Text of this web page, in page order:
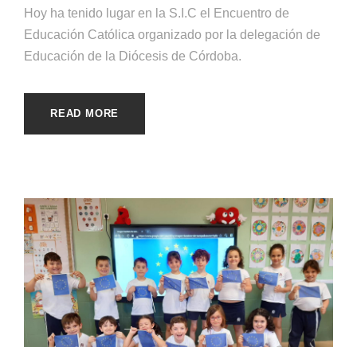
Hoy ha tenido lugar en la S.I.C el Encuentro de
Educación Católica organizado por la delegación de
Educación de la Diócesis de Córdoba.
READ MORE